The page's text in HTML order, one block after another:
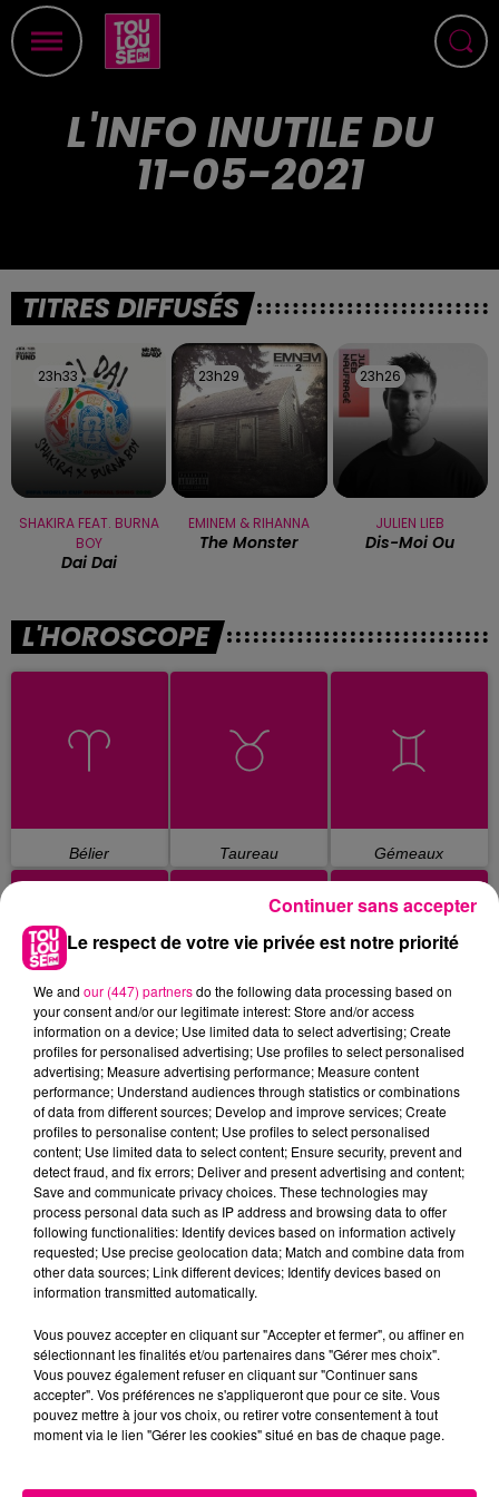
L'INFO INUTILE DU
11-05-2021
TITRES DIFFUSÉS
23h33
23h33
SHAKIRA FEAT. BURNA
BOY
Dai Dai
23h29
23h29
EMINEM & RIHANNA
The Monster
23h26
23h26
JULIEN LIEB
Dis-Moi Ou
L'HOROSCOPE
Bélier Taureau Gémeaux
Cancer Lion Vierge
Balance Scorpion Sagittaire
Poissons
Le respect de votre vie privée est notre priorité
We and our (447) partnersdo the following data processing based on
your consent and/or our legitimate interest: Store and/or access
information on a device; Use limited data to select advertising; Create
profiles for personalised advertising; Use profiles to select personalised
advertising; Measure advertising performance; Measure content
performance; Understand audiences through statistics or combinations
of data from different sources; Develop and improve services; Create
profiles to personalise content; Use profiles to select personalised
content; Use limited data to select content; Ensure security, prevent and
detect fraud, and fix errors; Deliver and present advertising and content;
Save and communicate privacy choices. These technologies may
process personal data such as IP address and browsing data to offer
following functionalities: Identify devices based on information actively
requested; Use precise geolocation data; Match and combine data from
other data sources; Link different devices; Identify devices based on
information transmitted automatically.
Vous pouvez accepter en cliquant sur "Accepter et fermer", ou affiner en
sélectionnant les finalités et/ou partenaires dans "Gérer mes choix".
Vous pouvez également refuser en cliquant sur "Continuer sans
accepter". Vos préférences ne s'appliqueront que pour ce site. Vous
pouvez mettre à jour vos choix, ou retirer votre consentement à tout
moment via le lien "Gérer les cookies" situé en bas de chaque page.
Continuer sans accepter